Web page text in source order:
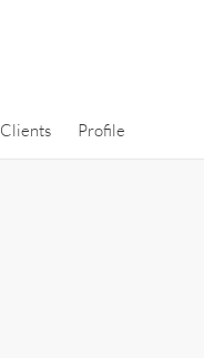
Clients Profile